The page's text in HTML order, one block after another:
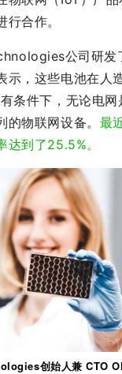
合作。
公司研发
示，这些电池在人
条件下，无论电
的物联网设备。 最
达到了25.5%。
创始人兼 CTO